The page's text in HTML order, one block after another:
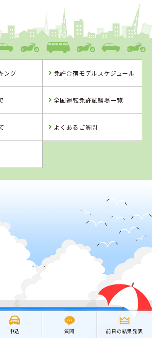
詳細をご覧ください
大平楼の『どら焼き』や学食名物ソフト
ームプレゼント☆
円（税込236,500円）
円（税込242,000円）
円（税込275,000円）
円（税込249,700円）
細かいところまでこだわりあ
る、女性にふさわしい専用宿
『オーシャンクラブハウス』
は3DKのマンションタイプの
お部屋です。
りとしたバスルーム・ウォシュレット付
式洗濯機・冷蔵庫が各戸に設置されてい
用いただくお部屋は収納スペースもあ
テレビ・机、そしてオシャレなインテリ
のバスルーム以外にジャグジーバスもあ
、建物エントランス・廊下から各戸に入
・各部屋と3重ロックとなります。お客様
、各お部屋をお一人でご利用いただけま
円（税込242,000円）
円（税込286,000円）
圧倒的に女性に人気です。ミ
ンジ・ポット）・洗濯機・
CATV・ブルーレイプレイヤ
舎のプリンセスコートにはシアタールー
スルーム・足湯などがあり、共有スペー
ろんセキュリティ面にも十分配慮。オー
在していただけます。さらに、2013年春
うなナチュラルテイストにこだわってみ
1回のケーキバイキングも人気ですよ！
まで追加料金なし
で追加料金なし
の方は25歳までとさせていただきます。
請手数料） 1,800円/回
料 1,100円
朝・夕食なし）「ゲストハウス友蘭」
円（税込258,500円）
円（税込247,500円）
の中にある『ゲストハウス友
3食付）：最短卒業予定日まで（朝・夕食な
み）
以降は宿舎を移動いただく場合がありま
証内容はお問い合わせください。
数料 1,100円
ください。
とりのシングルルーム、セキュリティ
全の女性専用宿舎☆
歳以下キャンペーン料金）
円（税込247,500円）
円（税込269,500円）
以下キャンペーン料金）
円（税込264,000円）
シングルルームが主体の女性
して大阪梅田から約3時間、
波パーキングから送迎バスで
約10分と阪神間からの交通ア
クセス抜群の自動車学校で
に隣接する女性専用宿舎は、セキュリティ
、シングルルームが主体で1～2名様利用
くてきれいなお部屋、そしてロビーの応
女子会もできるスペースがあります。 お
ばしてご入浴いただける一人用のバスル
にそれぞれ2室ずつあります。 食事は、3
の食堂で、日替わりの手作りメニューをお
ます。料金も年間通してリーズナブルに
すので、女性には超オススメです。
で追加料金なし
で追加料金なし
他の入校日はお問い合わせください。
円（税込258,300円）
2023年8月にオープンした女
欧デザインを起用した優しい
た雰囲気の中でゆったりとお
過ごしいただけます。また合
宿期間中には運転免許以外の
申請手数料）1,800円/1回
数料 1,100円
ング 免許合宿モデルスケジュール
全国運転免許試験場一覧
よくあるご質問
申込 質問 前日の結果発表